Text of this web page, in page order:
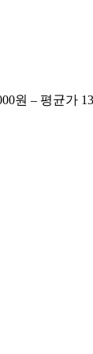
원 – 평균가